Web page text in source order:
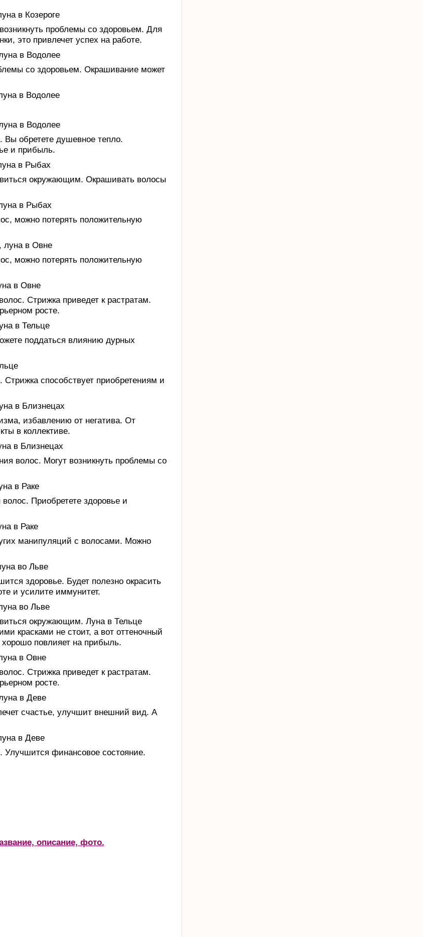
в Козероге
проблемы со здоровьем. Для
это привлечет успех на работе.
в Водолее
со здоровьем. Окрашивание может
в Водолее
в Водолее
Вы обретете душевное тепло.
и прибыль.
в Рыбах
окружающим. Окрашивать волосы
в Рыбах
можно потерять положительную
луна в Овне
можно потерять положительную
в Овне
Стрижка приведет к растратам.
росте.
в Тельце
поддаться влиянию дурных
способствует приобретениям и
в Близнецах
избавлению от негатива. От
в коллективе.
в Близнецах
волос. Могут возникнуть проблемы со
в Раке
Приобретете здоровье и
в Раке
манипуляций с волосами. Можно
во Льве
здоровье. Будет полезно окрасить
и усилите иммунитет.
во Льве
окружающим. Луна в Тельце
красками не стоит, а вот оттеночный
хорошо повлияет на прибыль.
в Овне
Стрижка приведет к растратам.
росте.
в Деве
счастье, улучшит внешний вид. А
в Деве
Улучшится финансовое состояние.
описание, фото.